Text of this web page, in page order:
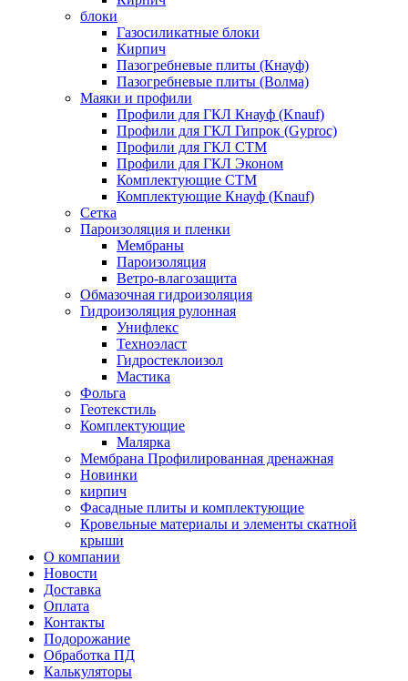
блоки
Газосиликатные блоки
Кирпич
Пазогребневые плиты (Кнауф)
Пазогребневые плиты (Волма)
Маяки и профили
Профили для ГКЛ Кнауф (Knauf)
Профили для ГКЛ Гипрок (Gyproc)
Профили для ГКЛ СТМ
Профили для ГКЛ Эконом
Комплектующие СТМ
Комплектующие Кнауф (Knauf)
Сетка
Пароизоляция и пленки
Мембраны
Пароизоляция
Ветро-влагозащита
Обмазочная гидроизоляция
Гидроизоляция рулонная
Унифлекс
Техноэласт
Гидростеклоизол
Мастика
Фольга
Геотекстиль
Комплектующие
Малярка
Мембрана Профилированная дренажная
Новинки
кирпич
Фасадные плиты и комплектующие
Кровельные материалы и элементы скатной
крыши
О компании
Новости
Доставка
Оплата
Контакты
Подорожание
Обработка ПД
Калькуляторы